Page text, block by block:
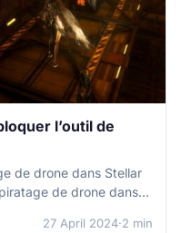
l’outil de
de drone dans Stellar
de drone dans
27 April 2024·2 min